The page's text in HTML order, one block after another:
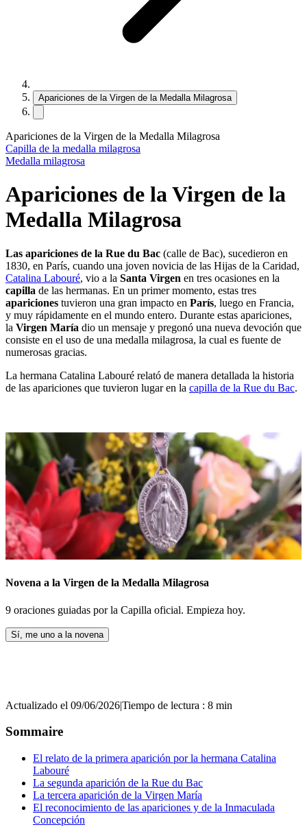
Apariciones de la Virgen de la Medalla Milagrosa
Apariciones de la Virgen de la Medalla Milagrosa
Capilla de la medalla milagrosa
Medalla milagrosa
Apariciones de la Virgen de la
Medalla Milagrosa
Las apariciones de la Rue du Bac (calle de Bac), sucedieron en
1830, en París, cuando una joven novicia de las Hijas de la Caridad,
Catalina Labouré, vio a la Santa Virgen en tres ocasiones en la
capilla de las hermanas. En un primer momento, estas tres
apariciones tuvieron una gran impacto en París, luego en Francia,
y muy rápidamente en el mundo entero. Durante estas apariciones,
la Virgen María dio un mensaje y pregonó una nueva devoción que
consiste en el uso de una medalla milagrosa, la cual es fuente de
numerosas gracias.
La hermana Catalina Labouré relató de manera detallada la historia
de las apariciones que tuvieron lugar en la capilla de la Rue du Bac.
Novena a la Virgen de la Medalla Milagrosa
9 oraciones guiadas por la Capilla oficial. Empieza hoy.
Sí, me uno a la novena
Actualizado el 09/06/2026|Tiempo de lectura : 8 min
Sommaire
El relato de la primera aparición por la hermana Catalina
Labouré
La segunda aparición de la Rue du Bac
La tercera aparición de la Virgen María
El reconocimiento de las apariciones y de la Inmaculada
Concepción